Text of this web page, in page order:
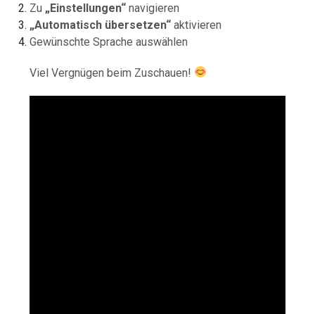
Zu „Einstellungen“ navigieren
„Automatisch übersetzen“ aktivieren
Gewünschte Sprache auswählen
Viel Vergnügen beim Zuschauen!